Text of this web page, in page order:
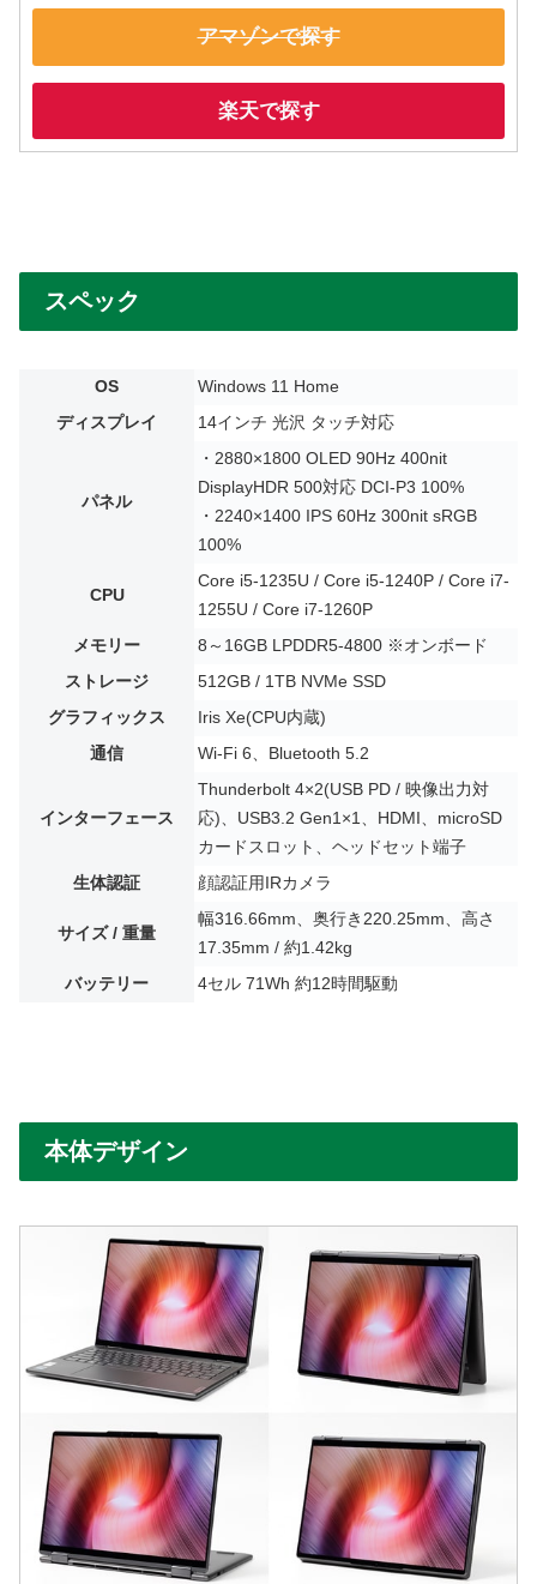
アマゾンで探す
楽天で探す
スペック
OS
Windows 11 Home
ディスプレイ
14インチ 光沢 タッチ対応
パネル
・2880×1800 OLED 90Hz 400nit
DisplayHDR 500対応 DCI-P3 100%
・2240×1400 IPS 60Hz 300nit sRGB
100%
CPU
Core i5-1235U / Core i5-1240P / Core i7-
1255U / Core i7-1260P
メモリー
8～16GB LPDDR5-4800 ※オンボード
ストレージ
512GB / 1TB NVMe SSD
グラフィックス
Iris Xe(CPU内蔵)
通信
Wi-Fi 6、Bluetooth 5.2
インターフェース
Thunderbolt 4×2(USB PD / 映像出力対
応)、USB3.2 Gen1×1、HDMI、microSD
カードスロット、ヘッドセット端子
生体認証
顔認証用IRカメラ
サイズ / 重量
幅316.66mm、奥行き220.25mm、高さ
17.35mm / 約1.42kg
バッテリー
4セル 71Wh 約12時間駆動
本体デザイン